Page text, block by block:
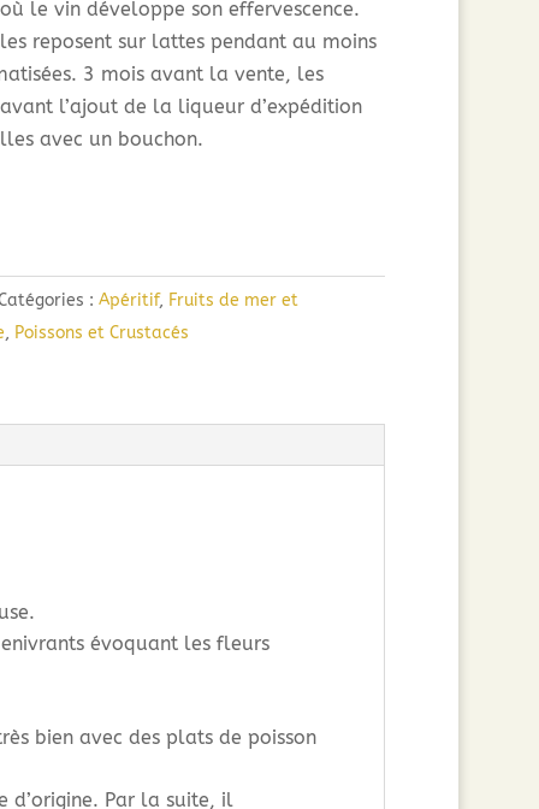
le vin développe son effervescence.
reposent sur lattes pendant au moins
3 mois avant la vente, les
l’ajout de la liqueur d’expédition
avec un bouchon.
: Apéritif, Fruits de mer et
, Poissons et Crustacés
évoquant les fleurs
bien avec des plats de poisson
d’origine. Par la suite, il